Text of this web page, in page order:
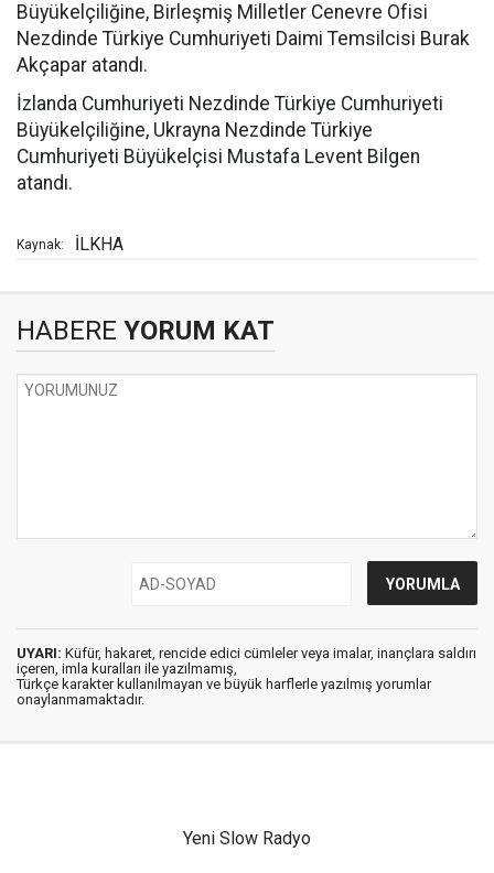
Büyükelçiliğine, Birleşmiş Milletler Cenevre Ofisi
Nezdinde Türkiye Cumhuriyeti Daimi Temsilcisi Burak
Akçapar atandı.
İzlanda Cumhuriyeti Nezdinde Türkiye Cumhuriyeti
Büyükelçiliğine, Ukrayna Nezdinde Türkiye
Cumhuriyeti Büyükelçisi Mustafa Levent Bilgen
atandı.
Kaynak: İLKHA
HABERE YORUM KAT
UYARI: Küfür, hakaret, rencide edici cümleler veya imalar, inançlara saldırı
içeren, imla kuralları ile yazılmamış,
Türkçe karakter kullanılmayan ve büyük harflerle yazılmış yorumlar
onaylanmamaktadır.
Yeni Slow Radyo